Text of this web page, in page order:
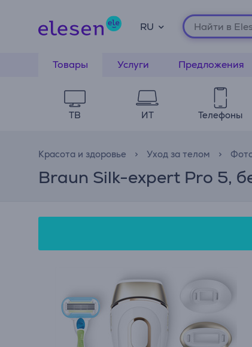
RU
Товары Услуги Предложения
ТВ ИТ Телефоны
Красота и здоровье Уход за телом
Braun Silk-expert Pro 5,